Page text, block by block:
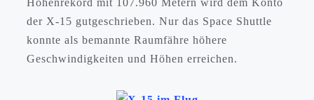
Höhenrekord mit 107.960 Metern wird dem Konto
der X-15 gutgeschrieben. Nur das Space Shuttle
konnte als bemannte Raumfähre höhere
Geschwindigkeiten und Höhen erreichen.